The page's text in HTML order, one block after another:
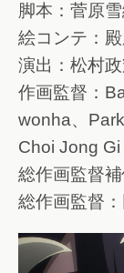
脚本：菅原
絵コンテ：
演出：松村
作画監督：
wonha、
Choi Jong Gi
総作画監督
総作画監督